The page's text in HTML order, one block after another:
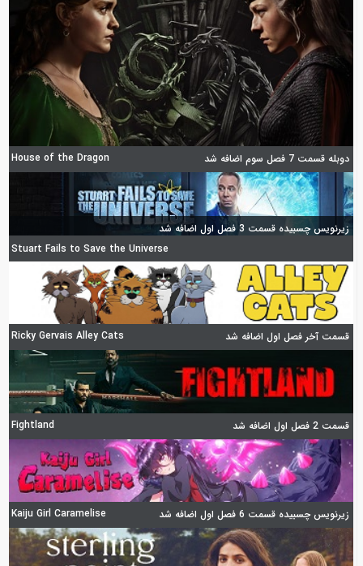
دوبله قسمت 7 فصل سوم اضافه شد House of the Dragon
زیرنویس چسبیده قسمت 3 فصل اول اضافه شد
Stuart Fails to Save the Universe
قسمت آخر فصل اول اضافه شد Ricky Gervais Alley Cats
قسمت 2 فصل اول اضافه شد Fightland
زیرنویس چسبیده قسمت 6 فصل اول اضافه شد Kaiju Girl Caramelise